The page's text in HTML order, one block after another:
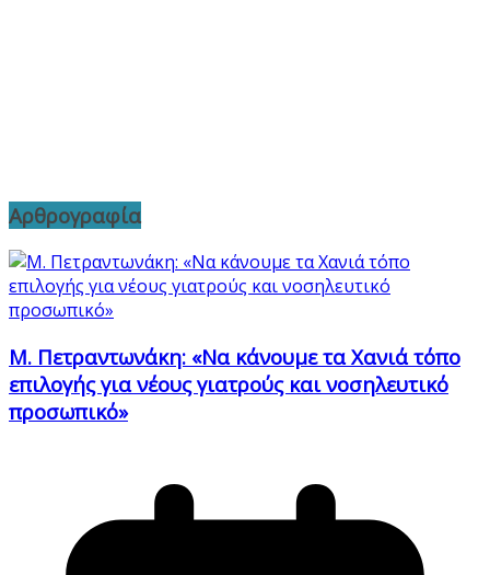
Αρθρογραφία
Μ. Πετραντωνάκη: «Να κάνουμε τα Χανιά τόπο
επιλογής για νέους γιατρούς και νοσηλευτικό
προσωπικό»